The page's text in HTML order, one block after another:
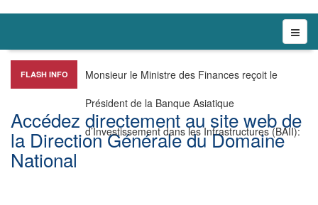
FLASH INFO
Monsieur le Ministre des Finances reçoit le
Président de la Banque Asiatique
d’Investissement dans les Infrastructures (BAII):
Accédez directement au site web de
la Direction Générale du Domaine
National